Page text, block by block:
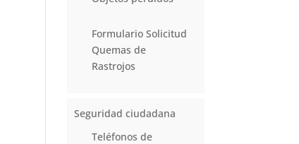
Formulario Solicitud
Quemas de
Rastrojos
Seguridad ciudadana
Teléfonos de